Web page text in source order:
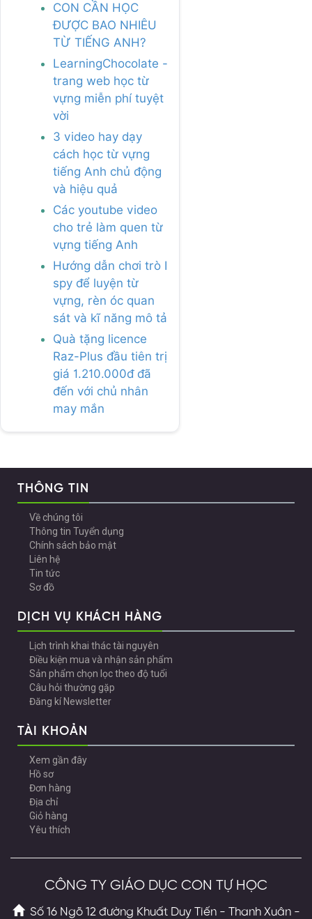
CON CẦN HỌC
ĐƯỢC BAO NHIÊU
TỪ TIẾNG ANH?
LearningChocolate -
trang web học từ
vựng miễn phí tuyệt
vời
3 video hay dạy
cách học từ vựng
tiếng Anh chủ động
và hiệu quả
Các youtube video
cho trẻ làm quen từ
vựng tiếng Anh
Hướng dẫn chơi trò I
spy để luyện từ
vựng, rèn óc quan
sát và kĩ năng mô tả
Quà tặng licence
Raz-Plus đầu tiên trị
giá 1.210.000đ đã
đến với chủ nhân
may mắn
THÔNG TIN
Về chúng tôi
Thông tin Tuyển dụng
Chính sách bảo mật
Liên hệ
Tin tức
Sơ đồ
DỊCH VỤ KHÁCH HÀNG
Lịch trình khai thác tài nguyên
Điều kiện mua và nhận sản phẩm
Sản phẩm chọn lọc theo độ tuổi
Câu hỏi thường gặp
Đăng kí Newsletter
TÀI KHOẢN
Xem gần đây
Hồ sơ
Đơn hàng
Địa chỉ
Giỏ hàng
Yêu thích
CÔNG TY GIÁO DỤC CON TỰ HỌC
Số 16 Ngõ 12 đường Khuất Duy Tiến - Thanh Xuân -